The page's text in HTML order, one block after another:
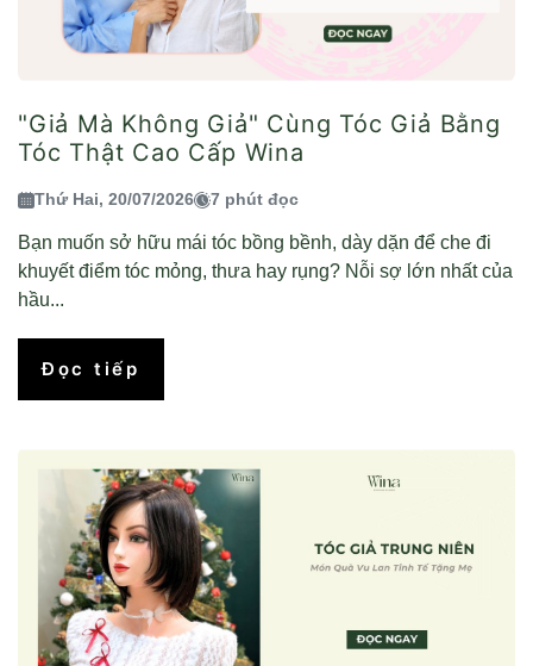
"Giả Mà Không Giả" Cùng Tóc Giả Bằng
Tóc Thật Cao Cấp Wina
Thứ Hai, 20/07/2026 7 phút đọc
Bạn muốn sở hữu mái tóc bồng bềnh, dày dặn để che đi
khuyết điểm tóc mỏng, thưa hay rụng? Nỗi sợ lớn nhất của
hầu...
Đọc tiếp